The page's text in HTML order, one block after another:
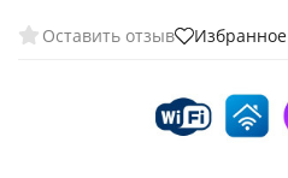
Оставить отзыв Избранное